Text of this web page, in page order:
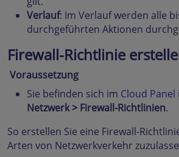
Verlauf: Im Verlauf werden alle
durchgeführten Aktionen
Firewall-Richtlinie
Voraussetzung
Sie befinden sich im Cloud Panel
Netzwerk > Firewall-Richtlinien.
So erstellen Sie eine Firewall-
Arten von Netzwerkverkehr